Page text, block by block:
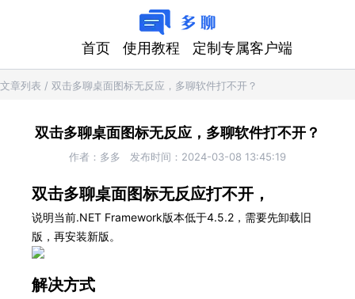
首页 使用教程 定制专属客户端
文章列表 / 双击多聊桌面图标无反应，多聊软件打不开？
双击多聊桌面图标无反应，多聊软件打不开？
作者： 多多 发布时间： 2024-03-08 13:45:19
双击多聊桌面图标无反应打不开，
说明当前.NET Framework版本低于4.5.2，需要先卸载旧
版，再安装新版。
解决方式